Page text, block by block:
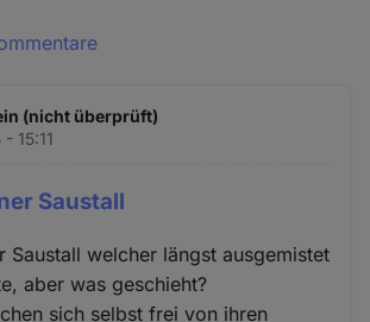
(nicht überprüft)
15:11
Saustall
Saustall welcher längst ausgemistet
aber was geschieht?
sich selbst frei von ihren